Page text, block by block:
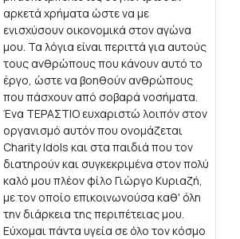
αρκετά χρήματα ώστε να με
ενισχύσουν οικονομικά στον αγώνα
μου. Τα λόγια είναι περιττά για αυτούς
τους ανθρώπους που κάνουν αυτό το
έργο, ώστε να βοηθούν ανθρώπους
που πάσχουν από σοβαρά νοσήματα.
Ένα ΤΕΡΑΣΤΙΟ ευχαριστώ λοιπόν στον
οργανισμό αυτόν που ονομάζεται
Charity Idols και στα παιδιά που τον
διατηρούν και συγκεκριμένα στον πολύ
καλό μου πλέον φίλο Γιώργο Κυριαζή,
με τον οποίο επικοινωνούσα καθ' όλη
την διάρκεια της περιπέτειας μου.
Εύχομαι πάντα υγεία σε όλο τον κόσμο